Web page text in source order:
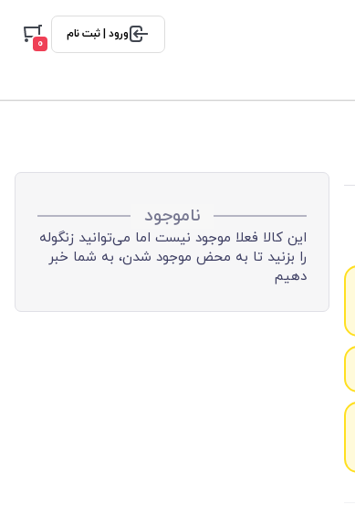
ورود | ثبت نام
0
ناموجود
این کالا فعلا موجود نیست اما می‌توانید زنگوله
را بزنید تا به محض موجود شدن، به شما خبر
دهیم